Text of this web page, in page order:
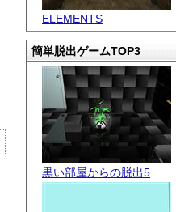
ELEMENTS
簡単脱出ゲームTOP3
黒い部屋からの脱出5